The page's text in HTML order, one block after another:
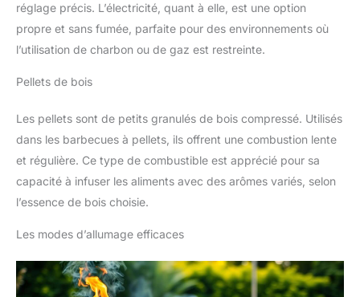
réglage précis. L’électricité, quant à elle, est une option
propre et sans fumée, parfaite pour des environnements où
l’utilisation de charbon ou de gaz est restreinte.
Pellets de bois
Les pellets sont de petits granulés de bois compressé. Utilisés
dans les barbecues à pellets, ils offrent une combustion lente
et régulière. Ce type de combustible est apprécié pour sa
capacité à infuser les aliments avec des arômes variés, selon
l’essence de bois choisie.
Les modes d’allumage efficaces